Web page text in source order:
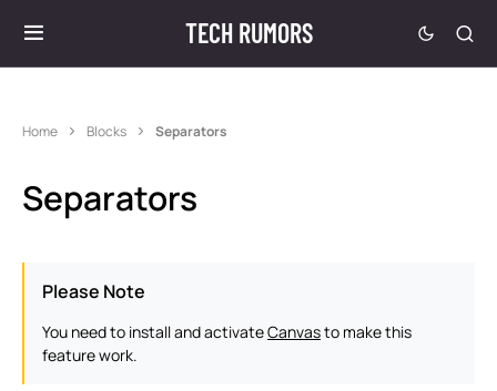
TECH RUMORS
Home Blocks Separators
Separators
Please Note
You need to install and activateCanvasto make this
feature work.